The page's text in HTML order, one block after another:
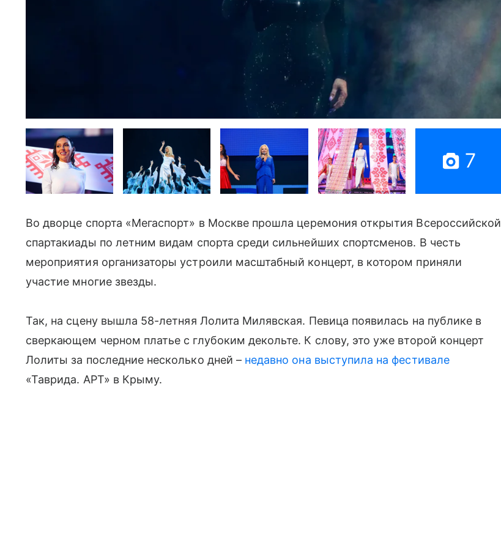
7
Во дворце спорта «Мегаспорт» в Москве прошла церемония открытия Всероссийской
спартакиады по летним видам спорта среди сильнейших спортсменов. В честь
мероприятия организаторы устроили масштабный концерт, в котором приняли
участие многие звезды.
Так, на сцену вышла 58-летняя Лолита Милявская. Певица появилась на публике в
сверкающем черном платье с глубоким декольте. К слову, это уже второй концерт
Лолиты за последние несколько дней – недавно она выступила на фестивале
«Таврида. АРТ» в Крыму.